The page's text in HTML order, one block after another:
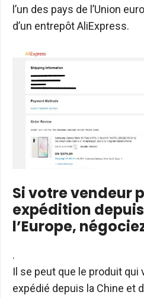
l’un des pays de l’Union
d’un entrepôt AliExpress.
Si votre vendeur
expédition
l’Europe,
.
Il se peut que le produit
expédié depuis la Chine et